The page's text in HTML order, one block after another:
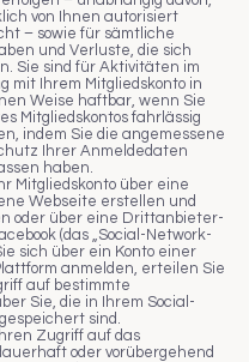
von Ihnen autorisiert
– sowie für sämtliche
und Verluste, die sich
Sie sind für Aktivitäten im
mit Ihrem Mitgliedskonto in
Weise haftbar, wenn Sie
Mitgliedskontos fahrlässig
indem Sie die angemessene
Ihrer Anmeldedaten
haben.
Mitgliedskonto über eine
Webseite erstellen und
oder über eine Drittanbieter-
(das „Social-Network-
sich über ein Konto einer
anmelden, erteilen Sie
auf bestimmte
Sie, die in Ihrem Social-
sind.
Zugriff auf das
oder vorübergehend